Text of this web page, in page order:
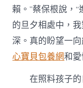
賴。”蔡保根說，
的旦夕相處中，
深。真的盼望一
心寶貝包養網和愛
在照料孩子